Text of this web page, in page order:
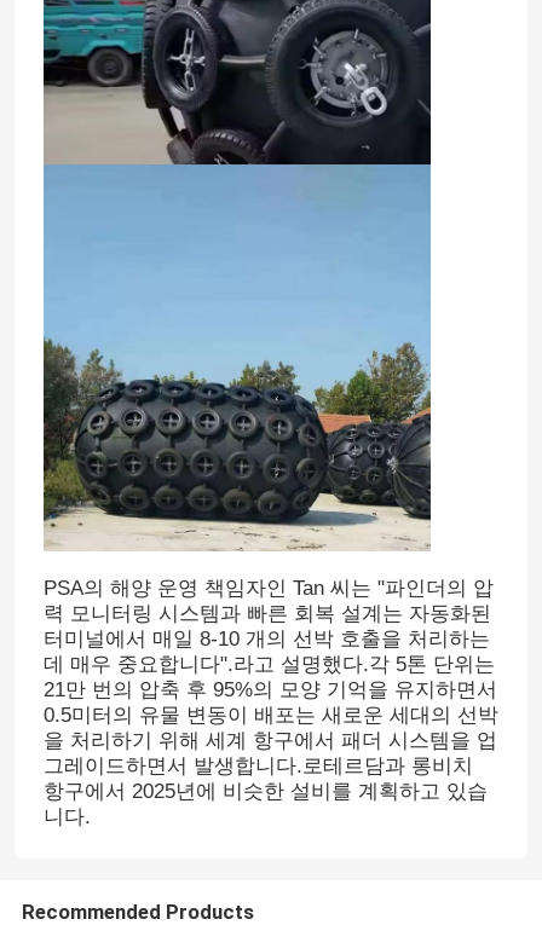
집
제품
비디오
우리 에 관한 것
PSA의 해양 운영 책임자인 Tan 씨는 "파인더의 압
력 모니터링 시스템과 빠른 회복 설계는 자동화된
터미널에서 매일 8-10 개의 선박 호출을 처리하는
데 매우 중요합니다".라고 설명했다.각 5톤 단위는
21만 번의 압축 후 95%의 모양 기억을 유지하면서
0.5미터의 유물 변동이 배포는 새로운 세대의 선박
을 처리하기 위해 세계 항구에서 패더 시스템을 업
그레이드하면서 발생합니다.로테르담과 롱비치
항구에서 2025년에 비슷한 설비를 계획하고 있습
니다.
Recommended Products